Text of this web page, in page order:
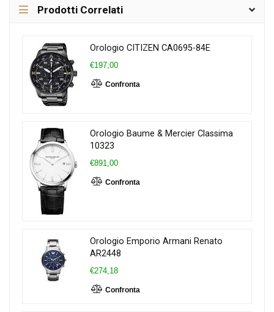
Prodotti Correlati
Orologio CITIZEN CA0695-84E
€197,00
Confronta
Orologio Baume & Mercier Classima
10323
€891,00
Confronta
Orologio Emporio Armani Renato
AR2448
€274,18
Confronta